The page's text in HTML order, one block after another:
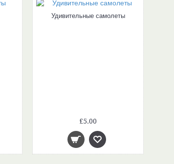
Удивительные самолеты
£5.00